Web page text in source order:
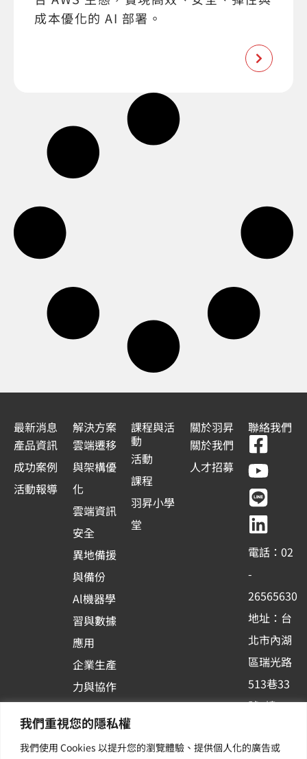
我們重視您的隱私權
我們使用 Cookies 以提升您的瀏覽體驗、提供個人化的廣告或
成本優化的 AI 部署。
最新消息
產品資訊
成功案例
活動報導
解決方案
雲端遷移
與架構優
化
雲端資訊
安全
異地備援
與備份
Al機器學
習與數據
應用
企業生產
力與協作
台應用
其他／加
課程與活
動
活動
課程
羽昇小學
堂
關於羽昇
關於我們
人才招募
聯絡我們
F
a
c
e
b
o
o
k
-
s
q
u
a
r
Y
o
u
t
u
b
e
L
i
n
e
L
i
n
k
e
d
i
n
電話：02
-
26565630
地址：台
北市內湖
區瑞光路
513巷33
號6樓
新訊 | 提